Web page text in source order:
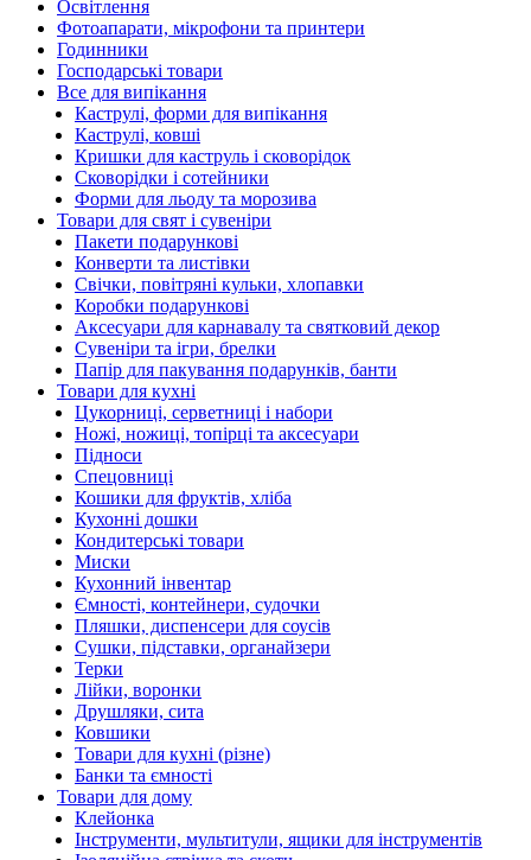
Освітлення
Фотоапарати, мікрофони та принтери
Годинники
Господарські товари
Все для випікання
Каструлі, форми для випікання
Каструлі, ковші
Кришки для каструль і сковорідок
Сковорідки і сотейники
Форми для льоду та морозива
Товари для свят і сувеніри
Пакети подарункові
Конверти та листівки
Свічки, повітряні кульки, хлопавки
Коробки подарункові
Аксесуари для карнавалу та святковий декор
Сувеніри та ігри, брелки
Папір для пакування подарунків, банти
Товари для кухні
Цукорниці, серветниці і набори
Ножі, ножиці, топірці та аксесуари
Підноси
Спецовниці
Кошики для фруктів, хліба
Кухонні дошки
Кондитерські товари
Миски
Кухонний інвентар
Ємності, контейнери, судочки
Пляшки, диспенсери для соусів
Сушки, підставки, органайзери
Терки
Лійки, воронки
Друшляки, сита
Ковшики
Товари для кухні (різне)
Банки та ємності
Товари для дому
Клейонка
Інструменти, мультитули, ящики для інструментів